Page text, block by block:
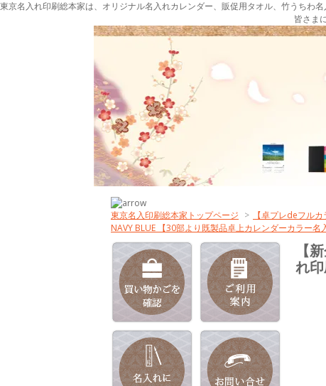
東京名入れ印刷総本家は、オリジナル名入れカレンダー、販促用タオル、竹うちわ
皆さま
東京名入印刷総本家トップページ > 【卓プレdeフル
NAVY BLUE 【30部より既製品卓上カレンダーカラー
【
れ